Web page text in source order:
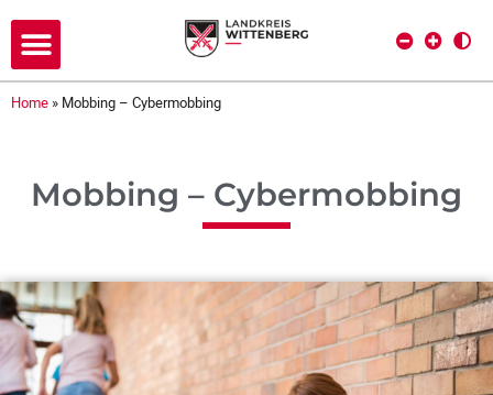
Home » Mobbing – Cybermobbing
Mobbing – Cybermobbing